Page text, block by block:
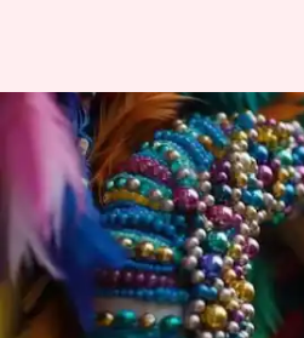
Tingkatkan Gaya
Manik-Manik
menulis Handoko Apr 11, 2024
Apa ceritanya
Manik-manik, sebuah